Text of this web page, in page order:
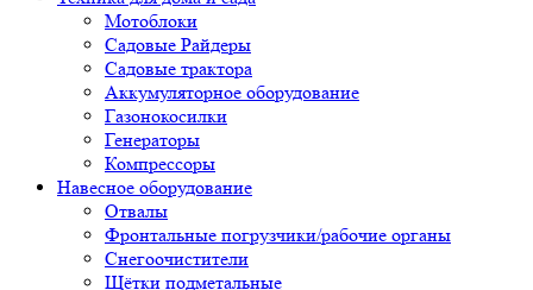
Мотоблоки
Садовые Райдеры
Садовые трактора
Аккумуляторное оборудование
Газонокосилки
Генераторы
Компрессоры
Навесное оборудование
Отвалы
Фронтальные погрузчики/рабочие органы
Снегоочистители
Щётки подметальные